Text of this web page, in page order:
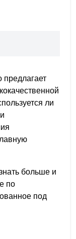
предлагает
ли
больше и
по
под